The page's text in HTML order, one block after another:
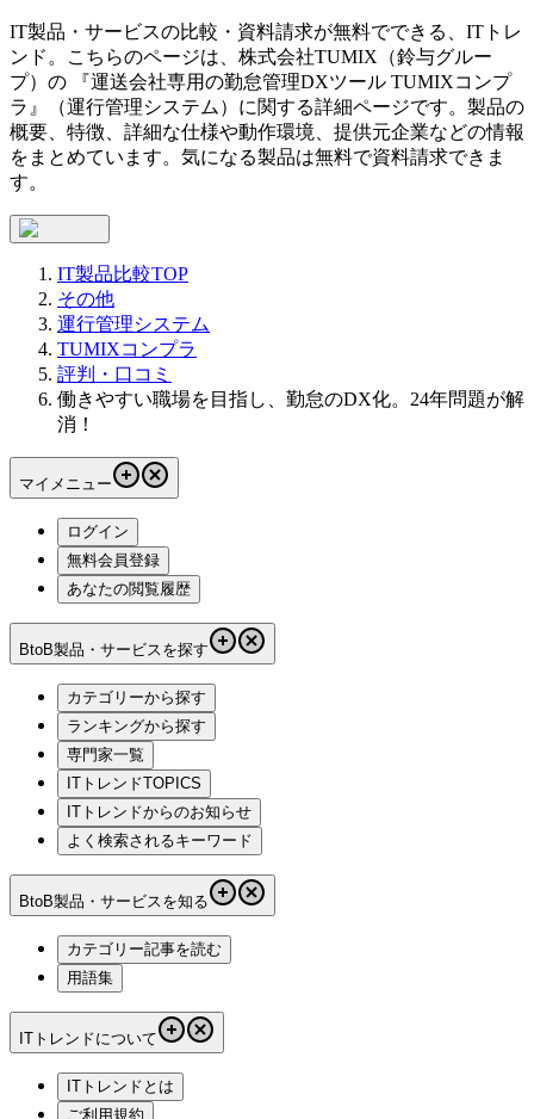
IT製品・サービスの比較・資料請求が無料でできる、ITトレ
ンド。こちらのページは、 株式会社TUMIX（鈴与グルー
プ） の 『 運送会社専用の勤怠管理DXツール TUMIXコンプ
ラ 』（運行管理システム）に関する詳細ページです。製品の
概要、特徴、詳細な仕様や動作環境、提供元企業などの情報
をまとめています。気になる製品は無料で資料請求できま
す。
IT製品比較TOP
その他
運行管理システム
TUMIXコンプラ
評判・口コミ
働きやすい職場を目指し、勤怠のDX化。24年問題が解
消！
マイメニュー
ログイン
無料会員登録
あなたの閲覧履歴
BtoB製品・サービスを探す
カテゴリーから探す
ランキングから探す
専門家一覧
ITトレンドTOPICS
ITトレンドからのお知らせ
よく検索されるキーワード
BtoB製品・サービスを知る
カテゴリー記事を読む
用語集
ITトレンドについて
ITトレンドとは
ご利用規約